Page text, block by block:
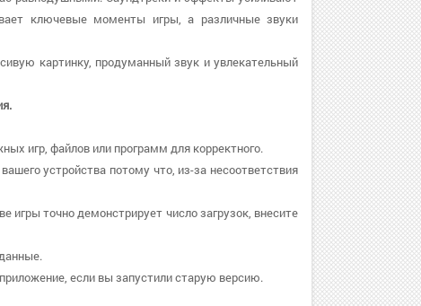
ключевые моменты игры, а различные звуки
картинку, продуманный звук и увлекательный
игр, файлов или программ для корректного.
устройства потому что, из-за несоответствия
игры точно демонстрирует число загрузок, внесите
если вы запустили старую версию.